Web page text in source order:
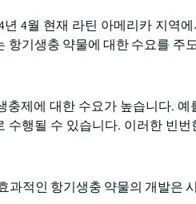
4월 현재 라틴 아메리카 지역
기생충 약물에 대한 수요를 주
제에 대한 수요가 높습니다.
행될 수 있습니다. 이러한 빈
과적인 항기생충 약물의 개발은